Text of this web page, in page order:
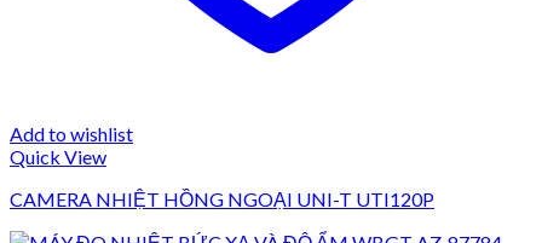
Add to wishlist
Quick View
CAMERA NHIỆT HỒNG NGOẠI UNI-T UTI120P